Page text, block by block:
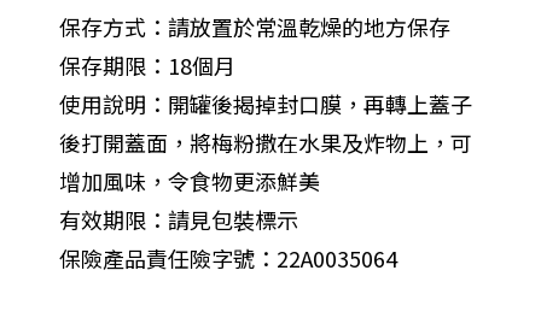
保存方式：請放置於常溫乾燥的地方保存
保存期限：18個月
使用說明：開罐後揭掉封口膜，再轉上蓋子
後打開蓋面，將梅粉撒在水果及炸物上，可
增加風味，令食物更添鮮美
有效期限：請見包裝標示
保險產品責任險字號：22A0035064